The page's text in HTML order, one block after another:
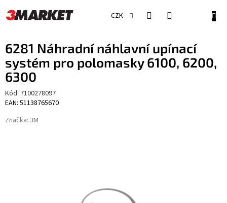
na
obsah
CZK
6281 Náhradní náhlavní upínací
systém pro polomasky 6100, 6200,
6300
Kód: 7100278097
EAN: 51138765670
Značka: 3M